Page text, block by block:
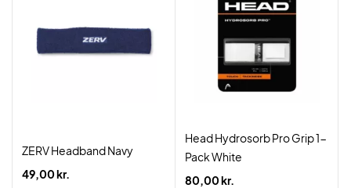
ZERV Headband Navy
49,00 kr.
Head Hydrosorb Pro Grip 1-
Pack White
80,00 kr.